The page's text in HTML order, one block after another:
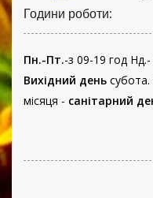
Години роботи:
Пн.-Пт.-з 09-19 год
Вихідний день субота.
місяця - санітарний